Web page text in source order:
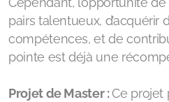
pairs talentueux, d’acquérir
compétences, et de
pointe est déjà une
Projet de Master :Ce projet